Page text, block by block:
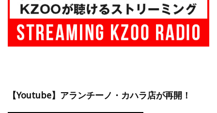
【Youtube】アランチーノ・カハラ店が再開！